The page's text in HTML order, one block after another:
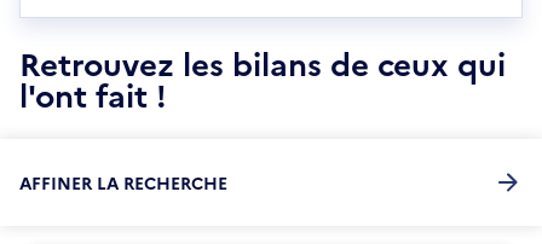
r
e
o
u
l
r
e
n
Retrouvez les bilans de ceux qui
l'ont fait !
AFFINER LA RECHERCHE